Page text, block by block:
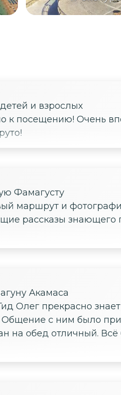
и взрослых
к посещению! Очень
Фамагусту
маршрут и
рассказы
Акамаса
Олег прекрасно
с ним было
на обед отличный. Всё